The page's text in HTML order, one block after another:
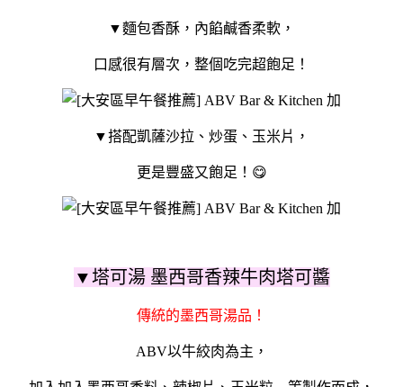
▼麵包香酥，內餡鹹香柔軟，
口感很有層次，整個吃完超飽足！
▼搭配凱薩沙拉、炒蛋、玉米片，
更是豐盛又飽足！😋
▼塔可湯 墨西哥香辣牛肉塔可醬
傳統的墨西哥湯品！
ABV以牛絞肉為主，